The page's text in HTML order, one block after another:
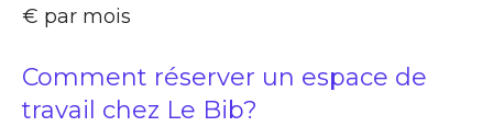
€ par mois
Comment réserver un espace de
travail chez Le Bib?